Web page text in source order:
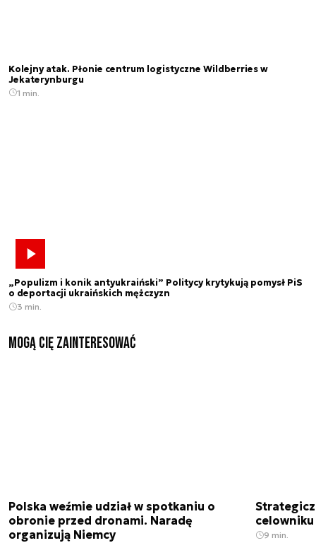
Kolejny atak. Płonie centrum logistyczne Wildberries w
Jekaterynburgu
1 min.
„Populizm i konik antyukraiński” Politycy krytykują pomysł PiS
o deportacji ukraińskich mężczyzn
3 min.
Mogą Cię zainteresować
Polska weźmie udział w spotkaniu o
obronie przed dronami. Naradę
organizują Niemcy
9 min.